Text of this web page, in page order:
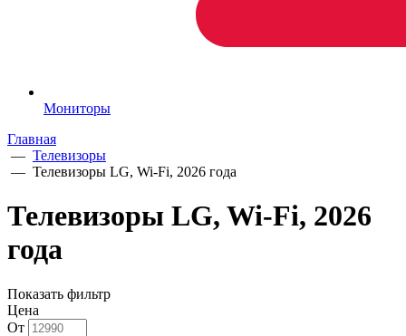
Мониторы
Главная
— Телевизоры
— Телевизоры LG, Wi-Fi, 2026 года
Телевизоры LG, Wi-Fi, 2026
года
Показать фильтр
Цена
От